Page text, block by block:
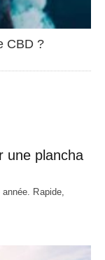
CBD ?
une plancha
Rapide,